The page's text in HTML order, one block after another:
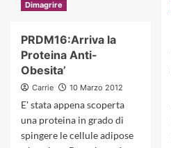
Lipoaspirante:
nei
punti
Dimagrire
PRDM16:Arriva la
Proteina Anti-
Obesita’
Carrie 10 Marzo 2012
E' stata appena scoperta
una proteina in grado di
spingere le cellule adipose